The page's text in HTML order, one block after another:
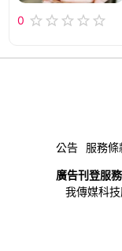
0
公告 服務條
廣告刊登服
我傳媒科